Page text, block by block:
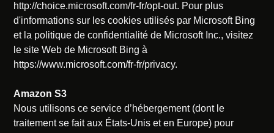
http://choice.microsoft.com/fr-fr/opt-out. Pour plus
d'informations sur les cookies utilisés par Microsoft Bing
et la politique de confidentialité de Microsoft Inc., visitez
le site Web de Microsoft Bing à
https://www.microsoft.com/fr-fr/privacy.
Amazon S3
Nous utilisons ce service d’hébergement (dont le
traitement se fait aux États-Unis et en Europe) pour